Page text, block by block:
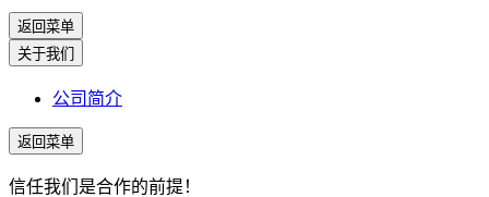
返回菜单
关于我们
公司简介
返回菜单
信任我们是合作的前提！